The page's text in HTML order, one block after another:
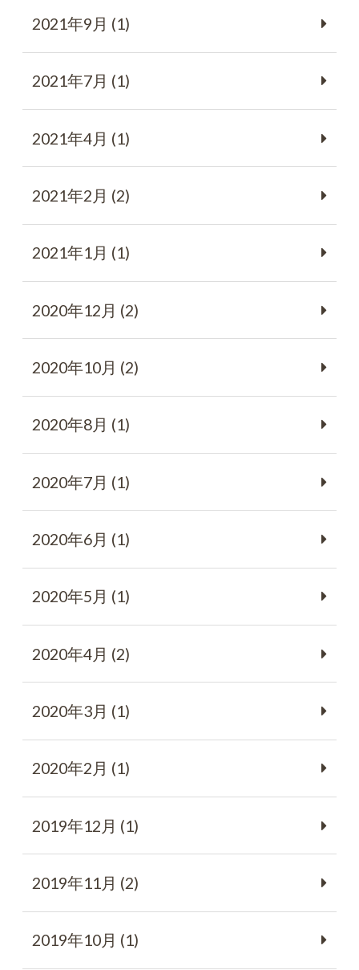
2021年9月 (1)
2021年7月 (1)
2021年4月 (1)
2021年2月 (2)
2021年1月 (1)
2020年12月 (2)
2020年10月 (2)
2020年8月 (1)
2020年7月 (1)
2020年6月 (1)
2020年5月 (1)
2020年4月 (2)
2020年3月 (1)
2020年2月 (1)
2019年12月 (1)
2019年11月 (2)
2019年10月 (1)